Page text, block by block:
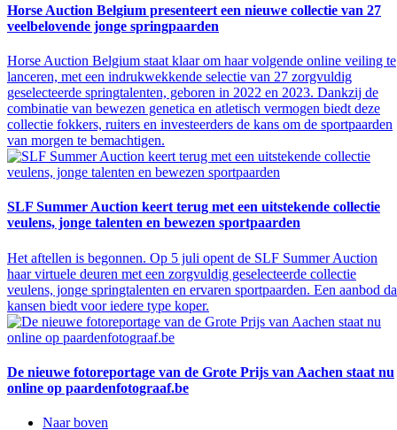
Horse Auction Belgium presenteert een nieuwe collectie van 27
veelbelovende jonge springpaarden
Horse Auction Belgium staat klaar om haar volgende online veiling te
lanceren, met een indrukwekkende selectie van 27 zorgvuldig
geselecteerde springtalenten, geboren in 2022 en 2023. Dankzij de
combinatie van bewezen genetica en atletisch vermogen biedt deze
collectie fokkers, ruiters en investeerders de kans om de sportpaarden
van morgen te bemachtigen.
SLF Summer Auction keert terug met een uitstekende collectie
veulens, jonge talenten en bewezen sportpaarden
Het aftellen is begonnen. Op 5 juli opent de SLF Summer Auction
haar virtuele deuren met een zorgvuldig geselecteerde collectie
veulens, jonge springtalenten en ervaren sportpaarden. Een aanbod
kansen biedt voor iedere type koper.
De nieuwe fotoreportage van de Grote Prijs van Aachen staat nu
online op paardenfotograaf.be
Naar boven